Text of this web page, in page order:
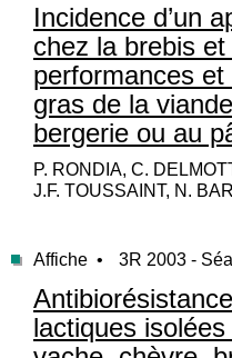
Incidence d’un
chez la brebis et
performances
gras de la
bergerie ou au
P. RONDIA, C.
J.F. TOUSSAINT, N.
Affiche • 3R 2003 -
lactiques